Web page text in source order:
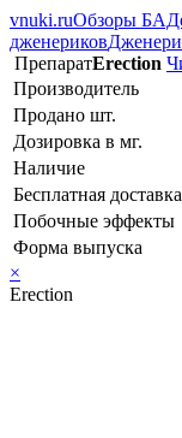
vnuki.ruОбзоры
дженериков
ПрепаратErection
Производитель
Продано шт.
Дозировка в мг.
Наличие
Бесплатная доставка
Побочные эффекты
Форма выпуска
×
Erection